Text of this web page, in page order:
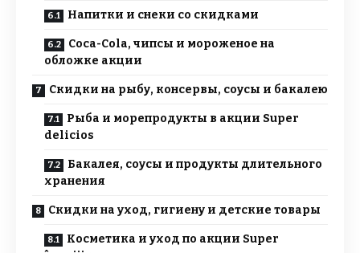
Напитки и снеки со скидками
Coca-Cola, чипсы и мороженое на
обложке акции
Скидки на рыбу, консервы, соусы и бакалею
Рыба и морепродукты в акции Super
delicios
Бакалея, соусы и продукты длительного
хранения
Скидки на уход, гигиену и детские товары
Косметика и уход по акции Super